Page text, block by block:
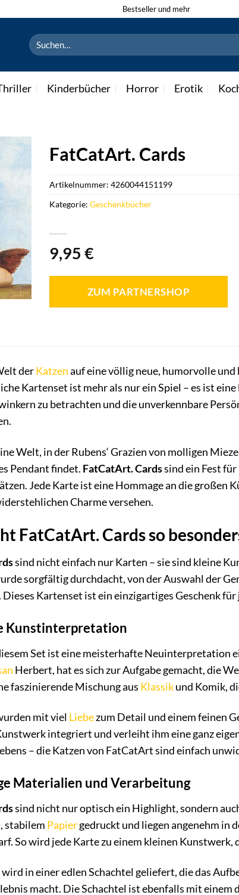
Bestseller und mehr
Suchen
nach:
Kinderbücher Horror Erotik
FatCatArt. Cards
9,95 €
ZUM PARTNERSHOP
Artikelnummer: 4260044151199
Kategorie: Geschenkbücher
derKatzenauf eine völlig neue, humorvolle
Kartenset ist mehr als nur ein Spiel – es ist
zu betrachten und die unverkennbare
Welt, in der Rubens‘ Grazien von molligen
Pendant findet. FatCatArt. Cardssind ein Fest
Jede Karte ist eine Hommage an die
Charme versehen.
FatCatArt. Cards so
sind nicht einfach nur Karten – sie sind kleine
sorgfältig durchdacht, von der Auswahl der
Kartenset ist ein einzigartiges Geschenk für
Kunstinterpretation
Set ist eine meisterhafte Neuinterpretation
Herbert, hat es sich zur Aufgabe gemacht, die
faszinierende Mischung aus Klassikund Komik,
mit viel Liebezum Detail und einem feinen
integriert und verleiht ihm eine ganz
– die Katzen von FatCatArt sind einfach
Materialien und Verarbeitung
sind nicht nur optisch ein Highlight, sondern
stabilem Papiergedruckt und liegen angenehm in
So wird jede Karte zu einem kleinen
in einer edlen Schachtel geliefert, die das
macht. Die Schachtel ist ebenfalls mit